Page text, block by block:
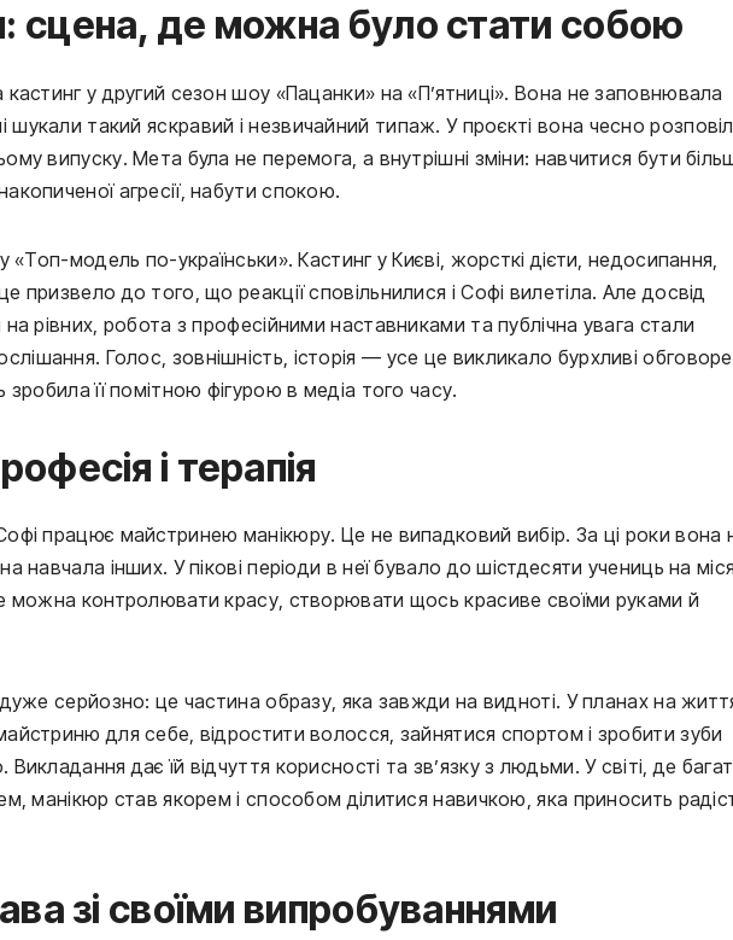
сцена, де можна було стати собою
у другий сезон шоу «Пацанки» на «П’ятниці». Вона не заповнювала
такий яскравий і незвичайний типаж. У проєкті вона чесно
випуску. Мета була не перемога, а внутрішні зміни: навчитися бути
агресії, набути спокою.
«Топ-модель по-українськи». Кастинг у Києві, жорсткі дієти, недосипання,
призвело до того, що реакції сповільнилися і Софі вилетіла. Але досвід
на рівних, робота з професійними наставниками та публічна увага стали
Голос, зовнішність, історія — усе це викликало бурхливі
зробила її помітною фігурою в медіа того часу.
і терапія
працює майстринею манікюру. Це не випадковий вибір. За ці роки вона
навчала інших. У пікові періоди в неї бувало до шістдесяти учениць на
можна контролювати красу, створювати щось красиве своїми руками й
дуже серйозно: це частина образу, яка завжди на видноті. У планах на
для себе, відростити волосся, зайнятися спортом і зробити зуби
дає їй відчуття корисності та зв’язку з людьми. У світі, де
манікюр став якорем і способом ділитися навичкою, яка приносить
зі своїми випробуваннями